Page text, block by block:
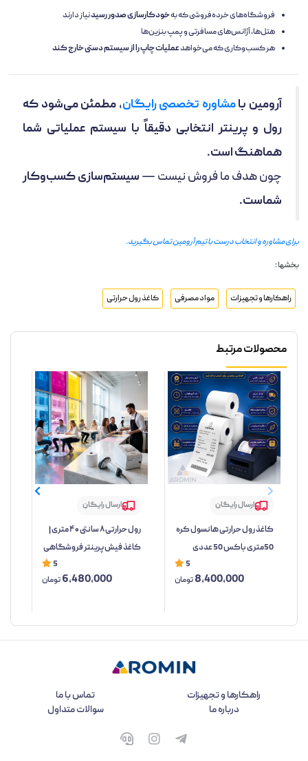
فروشگاه‌های خرده‌فروشی که بهخودکارسازی صدور رسیدنیاز دارند
هتل‌ها، آژانس‌های مسافرتی و پمپ بنزین‌ها
هر کسب‌وکاری که می‌خواهدعملیات چاپ را از سیستم دستی خارج کند
آرومین بامشاوره تخصصی رایگان، مطمئن می‌شود که
رول و پرینتر انتخابی دقیقاً با سیستم عملیاتی شما
هماهنگ است.
چون هدف ما فروش نیست — سیستم‌سازی کسب‌وکار
شماست.
برای مشاوره و انتخاب درست با تیم آرومین تماس بگیرید.
بخشها :
راهکارها و تجهیزات مواد مصرفی کاغذ رول حرارتی
محصولات مرتبط
ارسال رایگان
کاغذ رول حرارتی هانسول کره
50متری باکس 50 عددی
5
8,400,000تومان
ارسال رایگان
رول حرارتی ۸ سانتی ۴۰ متری |
کاغذ فیش‌پرینتر فروشگاهی
5
6,480,000تومان
راهکارها و تجهیزات
تماس با ما
درباره ما
سوالات متداول